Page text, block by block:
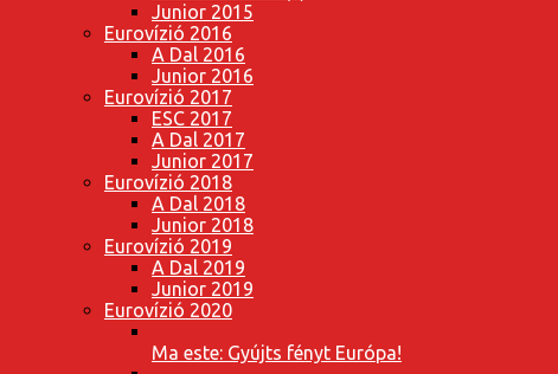
Junior 2015
Eurovízió 2016
A Dal 2016
Junior 2016
Eurovízió 2017
ESC 2017
A Dal 2017
Junior 2017
Eurovízió 2018
A Dal 2018
Junior 2018
Eurovízió 2019
A Dal 2019
Junior 2019
Eurovízió 2020
Ma este: Gyújts fényt Európa!